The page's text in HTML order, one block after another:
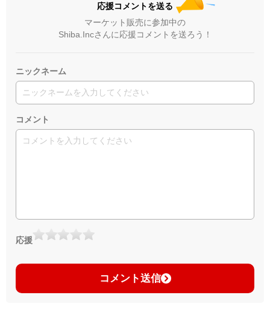
応援コメントを送る
マーケット販売に参加中の
Shiba.Incさんに応援コメントを送ろう！
ニックネーム
コメント
応援
コメント送信